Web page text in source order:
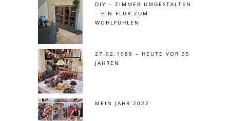
DIY – ZIMMER UMGESTALTEN
– EIN FLUR ZUM
WOHLFÜHLEN
27.02.1988 – HEUTE VOR 35
JAHREN
MEIN JAHR 2022